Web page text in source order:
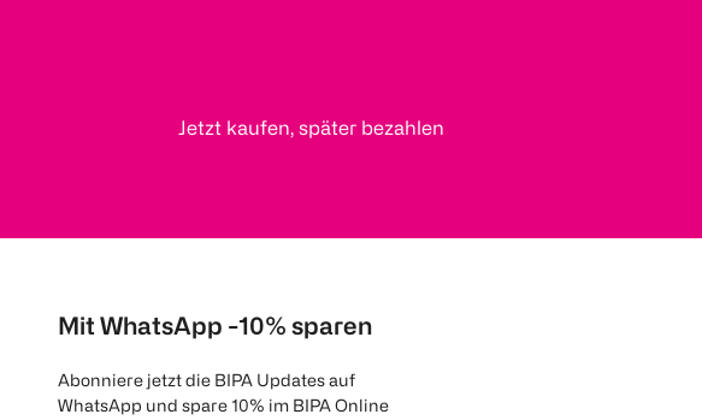
Jetzt kaufen, später bezahlen
Mit WhatsApp -10% sparen
Abonniere jetzt die BIPA Updates auf
WhatsApp und spare 10% im BIPA Online